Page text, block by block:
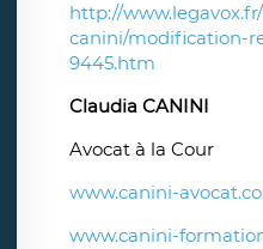
http://
canini/modification-
9445.htm
Claudia CANINI
Avocat à la Cour
www.canini-
www.canini-